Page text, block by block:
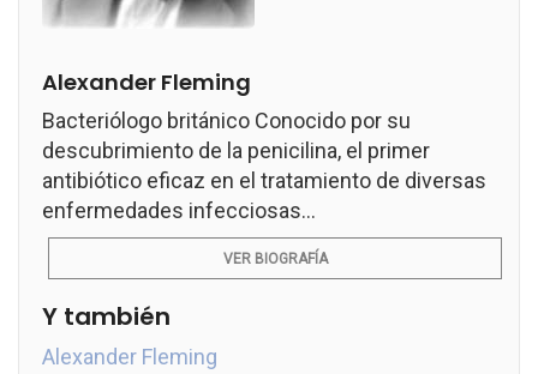
Alexander Fleming
Bacteriólogo británico Conocido por su
descubrimiento de la penicilina, el primer
antibiótico eficaz en el tratamiento de diversas
enfermedades infecciosas...
VER BIOGRAFÍA
Y también
Alexander Fleming